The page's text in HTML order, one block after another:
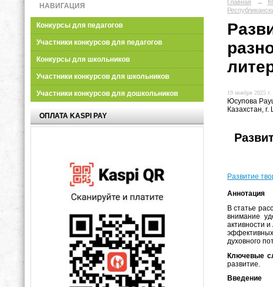
НАВИГАЦИЯ
Конкурсы для педагогов
Участники конкурсов для педагогов
Конкурсы для школьников
Участники конкурсов для школьников
Участники конкурсов для дошкольников
ОПЛАТА KASPI PAY
Главная →
19 ноября 2025 г.
Юсупова
Казахстан,
Развитие
Аннотация
В статье
внимание
активности
духовного
Ключевые
развитие.
Введение